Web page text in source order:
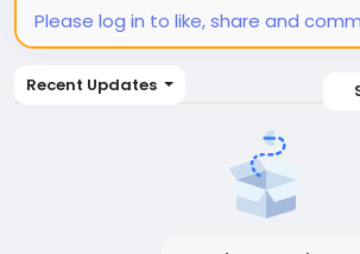
Please log in to like, share and
Recent Updates